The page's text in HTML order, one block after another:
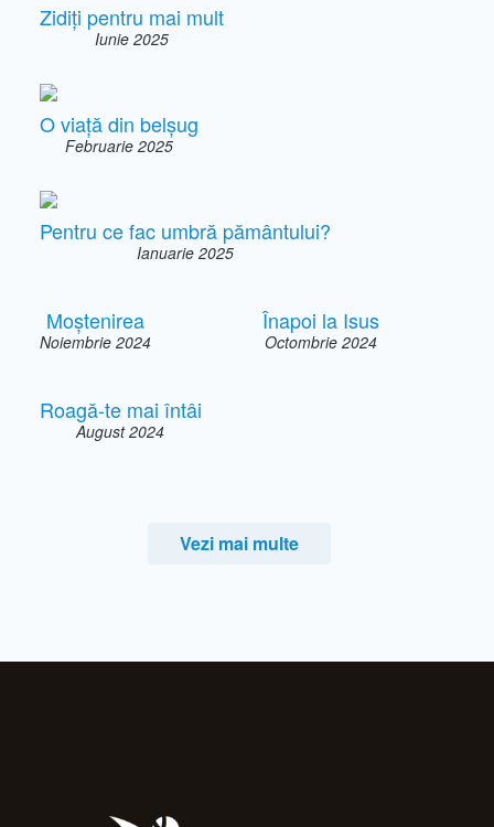
Zidiți pentru mai mult
Iunie 2025
O viață din belșug
Februarie 2025
Pentru ce fac umbră pământului?
Ianuarie 2025
Moștenirea
Noiembrie 2024
Înapoi la Isus
Octombrie 2024
Roagă-te mai întâi
August 2024
Vezi mai multe